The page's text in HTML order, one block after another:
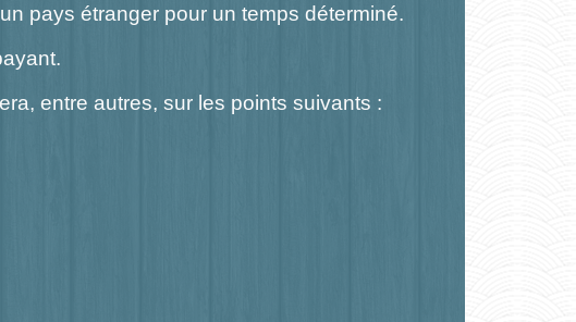
pays étranger pour un temps déterminé.
entre autres, sur les points suivants :